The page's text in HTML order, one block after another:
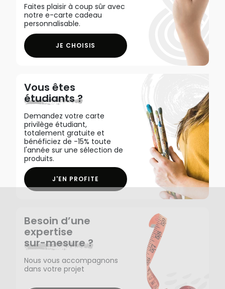
Faites plaisir à coup sûr avec
notre e-carte cadeau
personnalisable.
JE CHOISIS
Vous êtes
étudiants ?
Demandez votre carte
privilège étudiant,
totalement gratuite et
bénéficiez de -15% toute
l'année sur une sélection de
produits.
J'EN PROFITE
Besoin d’une
expertise
sur-mesure ?
Nous vous accompagnons
dans votre projet